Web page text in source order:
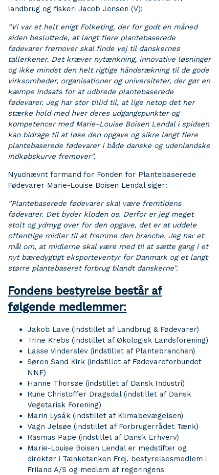
landbrug og fiskeri Jacob Jensen (V):
”Vi var et helt enigt Folketing, der for godt en måned
siden besluttede, at langt flere plantebaserede
fødevarer fremover skal finde vej til danskernes
tallerkener. Det kræver nytænkning, innovative løsninger
og ikke mindst den helt rigtige håndsrækning til de gode
virksomheder, organisationer og universiteter, der gør en
kæmpe indsats for at udbrede plantebaserede
fødevarer. Jeg har stor tillid til, at lige netop det her
stærke hold med hver deres udgangspunkter og
kompetencer med Marie-Louise Boisen Lendal i spidsen
kan bidrage til at løse den opgave og sikre langt flere
plantebaserede fødevarer i både danske og udenlandske
indkøbskurve fremover”.
Nyudnævnt formand for Fonden for Plantebaserede
Fødevarer Marie-Louise Boisen Lendal siger:
”Plantebaserede fødevarer skal være fremtidens
fødevarer. Det byder kloden os. Derfor er jeg meget
stolt og ydmyg over for den opgave, det er at uddele
offentlige midler til at fremme den branche. Jeg har et
mål om, at midlerne skal være med til at sætte gang i et
nyt bæredygtigt eksporteventyr for Danmark og et langt
større plantebaseret forbrug blandt danskerne”.
Fondens bestyrelse består af
følgende medlemmer:
Jakob Lave (indstillet af Landbrug & Fødevarer)
Trine Krebs (indstillet af Økologisk Landsforening)
Lasse Vinderslev (indstillet af Plantebranchen)
Søren Sand Kirk (indstillet af Fødevareforbundet
NNF)
Hanne Thorsøe (indstillet af Dansk Industri)
Rune Christoffer Dragsdal (indstillet af Dansk
Vegetarisk Forening)
Marin Lysák (indstillet af Klimabevægelsen)
Vagn Jelsøe (indstillet af Forbrugerrådet Tænk)
Rasmus Pape (indstillet af Dansk Erhverv)
Marie-Louise Boisen Lendal er medstifter og
direktør i Tænketanken Frej, bestyrelsesmedlem i
Friland A/S og medlem af regeringens